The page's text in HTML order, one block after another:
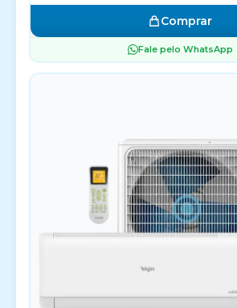
Comprar
Fale pelo WhatsApp